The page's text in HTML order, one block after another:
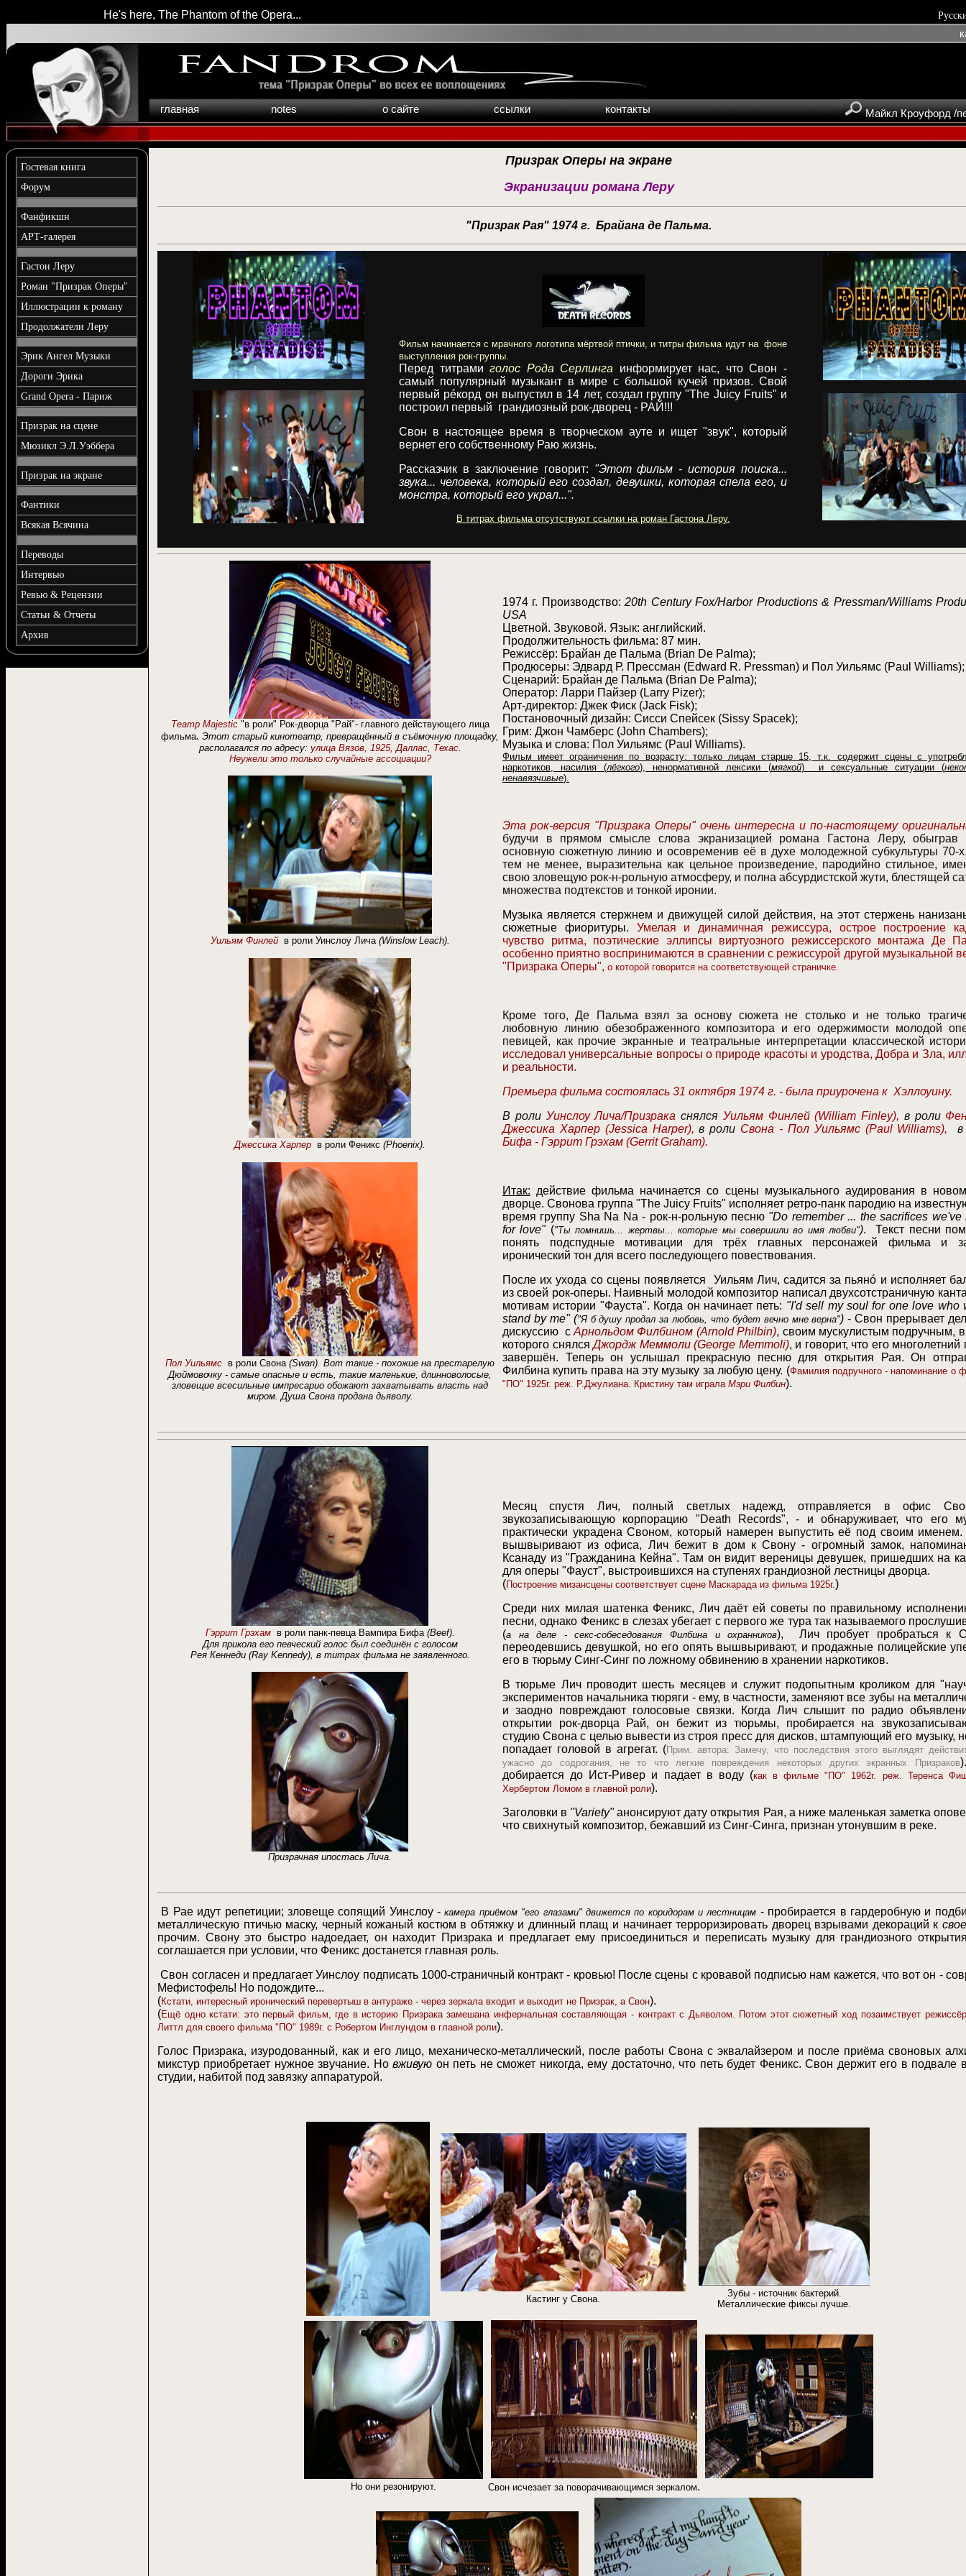
He's here, The Phantom of the Opera...
главная notes о сайте ссылки контакты Майкл Кроуфорд /
Гостевая книга
Форум
Фанфикшн
АРТ-галерея
Гастон Леру
Роман "Призрак Оперы"
Иллюстрации к роману
Продолжатели Леру
Эрик Ангел Музыки
Дороги Эрика
Grand Opera - Париж
Призрак на сцене
Мюзикл Э.Л.Уэббера
Призрак на экране
Фантики
Всякая Всячина
Переводы
Интервью
Ревью & Рецензии
Статьи & Отчеты
Архив
Призрак Оперы на экране
Экранизации романа Леру
"ПризракРая" 1974 г. Брайана де Пальма.
Фильм начинается с мрачного логотипа мёртвой птички, и титры фильма идут на фоне
выступления рок-группы.
Перед титрамиголос Рода Серлинга информирует нас, что Свон -
самый популярный музыкант в мире с большой кучей призов. Свой
первый рéкорд он выпустил в 14 лет, создал группу"The Juicy Fruits" и
построил первый грандиозный рок-дворец - РАЙ!!!
Свон в настоящее время в творческом ауте и ищет "звук", который
вернет его собственному Раю жизнь.
Рассказчик в заключение говорит: "Этот фильм - история поиска...
звука... человека, который его создал, девушки, которая спела его, и
монстра, который его украл...".
В титрах фильма отсутствуют ссылки на роман Гастона Леру.
Театр Majestic"в роли" Рок-дворца "Рай"- главного действующего лица
фильма. Этот старый кинотеатр, превращённый в съёмочную площадку,
располагался по адресу: улица Вязов, 1925, Даллас, Техас.
Неужели это только случайные ассоциации?
Уильям Финлей в роли Уинслоу Лича (Winslow Leach).
Джессика Харпер в роли Феникс (Phoenix).
Пол Уильямс в роли Свона (Swan). Вот такие - похожие на престарелую
Дюймовочку - самые опасные и есть, такие маленькие, длинноволосые,
зловещие всесильные импресарио обожают захватывать власть над
миром. Душа Свона продана дьяволу.
1974 г. Производство:20th Century Fox/Harbor Productions & Pressman/Williams
USA
Цветной. Звуковой. Язык: английский.
Продолжительность фильма: 87 мин.
Режиссёр: Брайан де Пальма (Brian De Palma);
Продюсеры: Эдвард Р. Прессман (Edward R. Pressman) и Пол Уильямс (Paul Williams);
Сценарий: Брайан де Пальма (Brian De Palma);
Оператор: Ларри Пайзер (Larry Pizer);
Арт-директор: Джек Фиск (Jack Fisk);
Постановочный дизайн: Сисси Спейсек (Sissy Spacek);
Грим: Джон Чамберс (John Chambers);
Музыка и слова: Пол Уильямс (Paul Williams).
Фильм имеет ограничения по возрасту: только лицам старше 15, т.к. содержит сцены с
наркотиков, насилия (лёгкого), ненормативной лексики (мягкой) и сексуальные ситуации (
ненавязчивые).
Эта рок-версия "Призрака Оперы" очень интересна и по-настоящему
будучи в прямом смысле слова экранизацией романа Гастона Леру, обыграв
основную сюжетную линию и осовременив её в духе молодежной субкультуры 70-х
тем не менее, выразительна как цельное произведение, пародийно стильное,
свою зловещую рок-н-рольную атмосферу, и полна абсурдистской жути, блестящей
множества подтекстов и тонкой иронии.
Музыка является стержнем и движущей силой действия, на этот стержень
сюжетные фиоритуры. Умелая и динамичная режиссура, острое построение
чувство ритма, поэтические эллипсы виртуозного режиссерского монтажа Де
особенно приятно воспринимаются в сравнении с режиссурой другой музыкальной
"Призрака Оперы", о которой говорится на соответствующей страничке.
Кроме того, Де Пальма взял за основу сюжета не столько и не только
любовную линию обезображенного композитора и его одержимости молодой
певицей, как прочие экранные и театральные интерпретации классической
исследовал универсальные вопросы о природе красоты и уродства, Добра и Зла,
и реальности.
Премьера фильма состоялась 31 октября 1974 г. - была приурочена к Хэллоуину.
В ролиУинслоу Лича/Призрака снялся Уильям Финлей(William Finley), в роли
Джессика Харпер(Jessica Harper),в роли Свона - Пол Уильямс(Paul Williams),
Бифа - Гэррит Грэхам (Gerrit Graham).
Итак: действие фильма начинается со сцены музыкального аудирования в
дворце. Свонова группа "The Juicy Fruits" исполняет ретро-панк пародию на
время группу Sha Na Na - рок-н-рольную песню "Do remember ... the sacrifices we've
for love"("Ты помнишь... жертвы... которые мы совершили во имя любви"). Текст песни
понять подспудные мотивации для трёх главных персонажей фильма и
иронический тон для всего последующего повествования.
После их ухода со сцены появляется
Уильям Лич, садится за пьянó и исполняет
из своей рок-оперы. Наивный молодой композитор написал двухсотстраничную
мотивам истории "Фауста". Когда он начинает петь: "I'd sell my soul for one love who
stand by me" ("Я б душу продал за любовь, что будет вечно мне верна") - Свон прерывает
дискуссию сАрнольдом Филбином (Arnold Philbin), своим мускулистым подручным,
которого снялсяДжордж Меммоли(George Memmoli), и говорит, что его многолетний
завершён. Теперь он услышал прекрасную песню для открытия Рая. Он
Филбина купить права на эту музыку за любую цену. (Фамилия подручного - напоминание о
"ПО" 1925г. реж. Р.Джулиана. Кристину там играла Мэри Филбин).
Гэррит Грэхам в роли панк-певца Вампира Бифа (Beef).
Для прикола его певческий голос был соединён с голосом
Рея Кеннеди (Ray Kennedy), в титрах фильма не заявленного.
Призрачная ипостась Лича.
Месяц спустя Лич, полный светлых надежд, отправляется
в офис
звукозаписывающую корпорацию "Death Records", - и обнаруживает, что его
практически украдена Своном, который намерен выпустить её под своим
вышвыривают из офиса, Лич бежит в дом к Свону - огромный замок,
Ксанаду из "Гражданина Кейна". Там он видит вереницы девушек, пришедших на
для оперы "Фауст", выстроившихся на ступенях грандиозной лестницы дворца.
(Построение мизансцены соответствует сцене Маскарада из фильма 1925г.)
Среди них милая шатенка Феникс, Лич даёт ей советы по правильному
песни, однако Феникс в слезах убегает с первого же тура так называемого
(а на деле - секс-собеседования Филбина и охранников), Лич пробует пробраться к
переодевшись девушкой, но его опять вышвыривают, и продажные полицейские
его в тюрьму Синг-Синг по ложному обвинению в хранении наркотиков.
В тюрьме Лич проводит шесть месяцев и служит подопытным кроликом для
экспериментов начальника тюряги - ему, в частности, заменяют все зубы на
и заодно повреждают голосовые связки. Когда Лич слышит по радио
открытии рок-дворца Рай, он бежит из тюрьмы, пробирается на
студию Свона с целью вывести из строя пресс для дисков, штампующий его музыку,
попадает головой в агрегат. (Прим. автора: Замечу, что последствия этого выглядят
ужасно до содрогания, не то что легкие повреждения некоторых других экранных Призраков
добирается до Ист-Ривер и падает в воду (как в фильме "ПО" 1962г. реж. Теренса
Хербертом Ломом в главной роли).
Заголовки в "Variety"анонсируют дату открытия Рая, а ниже маленькая заметка
что свихнутый композитор, бежавший из Синг-Синга, признан утонувшим в реке.
В Рае идут репетиции; зловеще сопящий Уинслоу -камера приёмом "его глазами" движется по коридорам и лестницам - пробирается в гардеробную и
металлическую птичью маску, черный кожаный костюм в обтяжку и длинный плащ и начинает терроризировать дворец взрывами декораций к
прочим. Свону это быстро надоедает, он находит Призрака и предлагает ему присоединиться и переписать музыку для грандиозного
соглашается при условии, что Феникс достанется главная роль.
Свон согласен и предлагает Уинслоу подписать 1000-страничный контракт - кровью! После сцены с кровавой подписью нам кажется, что вот он -
Мефистофель! Но подождите...
(Кстати, интересный иронический перевертыш в антураже - через зеркала входит и выходит не Призрак, а Свон).
(Ещё одно кстати: это первый фильм, где в историю Призрака замешана инфернальная составляющая - контракт с Дьяволом. Потом этот сюжетный ход позаимствует
Литтл для своего фильма "ПО" 1989г. с Робертом Инглундом в главной роли).
Голос Призрака, изуродованный, как и его лицо, механическо-металлический, после работы Свона с эквалайзером и после приёма своновых
микстур приобретает нужное звучание. Новживую он петь не сможет никогда, ему достаточно, что петь будет Феникс. Свон держит его в подвале
студии, набитой под завязку аппаратурой.
Кастинг у Свона.
Зубы - источник бактерий.
Металлические фиксы лучше.
Но они резонируют. Свон исчезает за поворачивающимся зеркалом.